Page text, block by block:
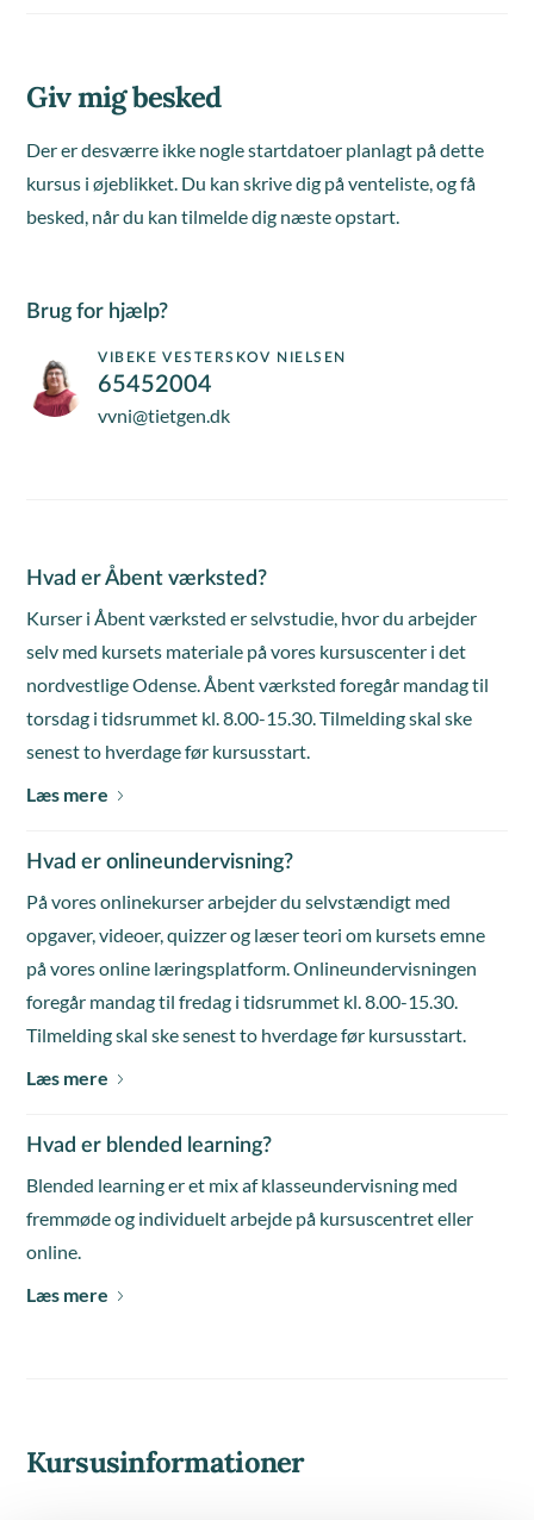
Giv mig besked
Der er desværre ikke nogle startdatoer planlagt på dette
kursus i øjeblikket. Du kan skrive dig på venteliste, og få
besked, når du kan tilmelde dig næste opstart.
Brug for hjælp?
VIBEKE VESTERSKOV NIELSEN
65452004
vvni@tietgen.dk
Hvad er Åbent værksted?
Kurser i Åbent værksted er selvstudie, hvor du arbejder
selv med kursets materiale på vores kursuscenter i det
nordvestlige Odense. Åbent værksted foregår mandag til
torsdag i tidsrummet kl. 8.00-15.30. Tilmelding skal ske
senest to hverdage før kursusstart.
Læs mere
Hvad er onlineundervisning?
På vores onlinekurser arbejder du selvstændigt med
opgaver, videoer, quizzer og læser teori om kursets emne
på vores online læringsplatform. Onlineundervisningen
foregår mandag til fredag i tidsrummet kl. 8.00-15.30.
Tilmelding skal ske senest to hverdage før kursusstart.
Læs mere
Hvad er blended learning?
Blended learning er et mix af klasseundervisning med
fremmøde og individuelt arbejde på kursuscentret eller
online.
Læs mere
Kursusinformationer